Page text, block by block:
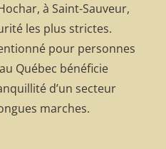
à Saint-Sauveur,
les plus strictes.
pour personnes
Québec bénéficie
d’un secteur
marches.